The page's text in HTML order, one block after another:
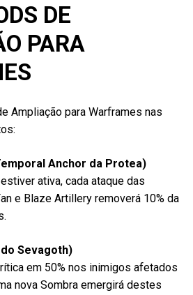
DE
PARA
Ampliação para Warframes nas
Anchor da Protea)
ativa, cada ataque das
e Blaze Artillery removerá 10% da
Sevagoth)
em 50% nos inimigos afetados
nova Sombra emergirá destes